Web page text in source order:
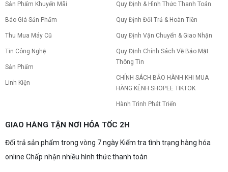
Sản Phẩm Khuyến Mãi
Báo Giá Sản Phẩm
Thu Mua Máy Cũ
Tin Công Nghệ
Sản Phẩm
Linh Kiện
Quy Định & Hình Thức Thanh Toán
Quy Định Đổi Trả & Hoàn Tiền
Quy Định Vận Chuyển & Giao Nhận
Quy Định Chính Sách Về Bảo Mật
Thông Tin
CHÍNH SÁCH BẢO HÀNH KHI MUA
HÀNG KÊNH SHOPEE TIKTOK
Hành Trình Phát Triển
GIAO HÀNG TẬN NƠI HỎA TỐC 2H
Đổi trả sản phẩm trong vòng 7 ngày Kiểm tra tình trạng hàng hóa
online Chấp nhận nhiều hình thức thanh toán